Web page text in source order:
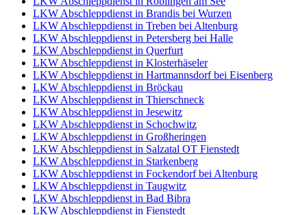
LKW Abschleppdienst in Brandis bei Wurzen
LKW Abschleppdienst in Treben bei Altenburg
LKW Abschleppdienst in Petersberg bei Halle
LKW Abschleppdienst in Querfurt
LKW Abschleppdienst in Klosterhäseler
LKW Abschleppdienst in Hartmannsdorf bei Eisenberg
LKW Abschleppdienst in Bröckau
LKW Abschleppdienst in Thierschneck
LKW Abschleppdienst in Jesewitz
LKW Abschleppdienst in Schochwitz
LKW Abschleppdienst in Großheringen
LKW Abschleppdienst in Salzatal OT Fienstedt
LKW Abschleppdienst in Starkenberg
LKW Abschleppdienst in Fockendorf bei Altenburg
LKW Abschleppdienst in Taugwitz
LKW Abschleppdienst in Bad Bibra
LKW Abschleppdienst in Fienstedt